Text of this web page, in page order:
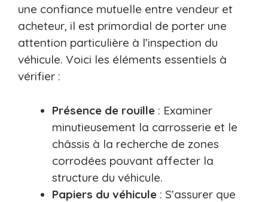
une confiance mutuelle entre vendeur et
acheteur, il est primordial de porter une
attention particulière à l’inspection du
véhicule. Voici les éléments essentiels à
vérifier :
Présence de rouille : Examiner
minutieusement la carrosserie et le
châssis à la recherche de zones
corrodées pouvant affecter la
structure du véhicule.
Papiers du véhicule : S’assurer que